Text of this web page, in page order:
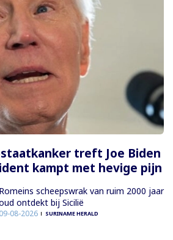
treft Joe Biden
kampt met hevige pijn
Romeins scheepswrak van ruim 2000 jaar
ontdekt bij Sicilië
09-08-2026 SURINAME HERALD